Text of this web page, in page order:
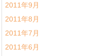
2011年9月
2011年8月
2011年7月
2011年6月